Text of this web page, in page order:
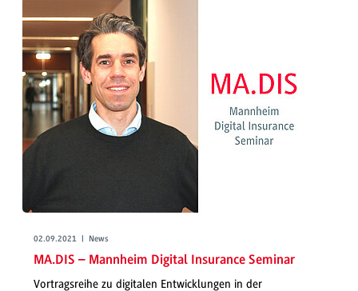
02.09.2021 | News
MA.DIS – Mannheim Digital Insurance Seminar
Vortragsreihe zu digitalen Entwicklungen in der